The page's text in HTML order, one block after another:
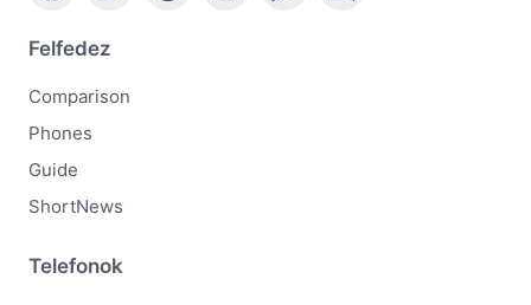
Felfedez
Comparison
Phones
Guide
ShortNews
Telefonok